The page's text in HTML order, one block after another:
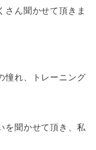
さん聞かせて頂きま
憧れ、トレーニング
を聞かせて頂き、私